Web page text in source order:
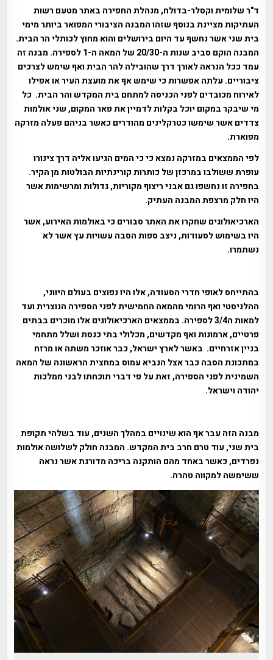
ד"ר שלומית וקסלר-בדולח, מנהלת החפירה באתר מטעם רשות
העתיקות מציינת בנוסף שזהו המבנה הציבורי המפואר ביותר מימי
בית שני אשר נחשף עד היום בירושלים והוא מחוץ לכותלי הר הבית.
המבנה הוקם סביב שנות ה-20/30 של המאה ה-1 לספירה. מבנה זה
עמד ככל הנראה לאורך דרך שהובילה להר הבית ואף שימש לצרכים
ציבוריים. עלתה אפשרות כי שימש אף את מועצת העיר או אפילו
לאירוח מכובדים לפני הכניסה למתחם בית המקדש והר הבית. כל
מי שיבקר במקום יוכל בקלות לדמיין את פאר המקום, שני אולמות
צדדים אשר שימשו כטרקלינים מהודרים כאשר בניהם פעלה מזרקה
מפוארת.
לפי הממצאים במזרקה נמצא כי כי המים הגיעו אליה דרך צינורו
עופרת ששולבו במרכזן של כותרות קורינתיות הבולטות מן הקיר.
בחפירה זו נחשפו גם אבני ריצוף מקוריות, גדולות ומרשימות אשר
היו חלק מרצפת המבנה העתיק.
הארכיאולוגים שחקרו את האתר סבורים כי באולמות האירוע, אשר
היו בשימוש לסעודות, ניצב ספות הסבה עשויות עץ אשר לא
נשתמרו.
בהתייחס לאופי חדרי הסעודה, אלו היו נפוצים בעולם היווני,
ההלניסטי ואף הרומי מהמאה החמישית לפני הספירה הנוצרית ועד
למאות ה3/4 לספירה. בממצאים הארכיאולוגים אלו מוכרים בבתים
פרטיים, ארמונות ואף מקדשים, מכלולי בתי כנסת ושלל מתחמי
בניין אזרחיים. באשר לארץ ישראל, כבר אוזכר משתה או מרזח
במתכונת הסבה כבר אצל הנביא עמוס במחצית הראשונה של המאה
השמינית לפני הספירה, זאת על פי דברי תוכחתו לבני ממלכות
יהודה וישראל.
מבנה הזה עבר אף הוא שינויים במהלך השנים, עוד בשלהי תקופת
בית שני, עוד טרם חרב בית המקדש. המבנה חולק לשלושה אולמות
נפרדים, כאשר באחד מהם הותקנה בריכה מדורגת אשר נראה
ששימשה למקווה טהרה.